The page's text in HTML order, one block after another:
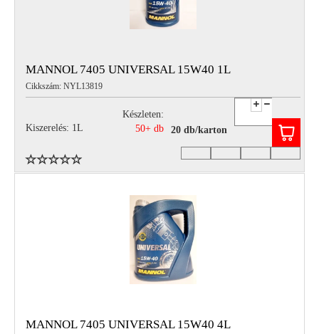
Hétfőtől – Péntekig, 8.00 – 17.00-ig
(ebédidő 12.00-12.30 között)
MANNOL 7405 UNIVERSAL 15W40 1L
Cikkszám: NYL13819
Kiszerelés: 1L
Készleten:
50+ db
20 db/karton
MANNOL 7405 UNIVERSAL 15W40 4L